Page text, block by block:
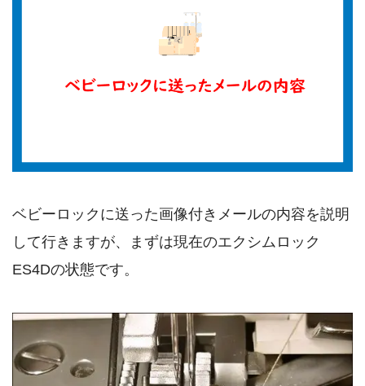
ベビーロックに送った画像付きメールの内容を説明
して行きますが、まずは現在のエクシムロック
ES4Dの状態です。